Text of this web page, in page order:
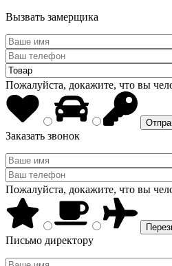
Вызвать замерщика
Пожалуйста, докажите, что вы
Заказать звонок
Пожалуйста, докажите, что вы
Письмо директору